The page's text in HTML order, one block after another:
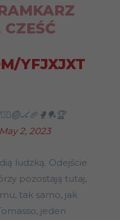
CZEŚĆ
YFJXJXT
May 2, 2023
ludzką. Odejście
pozostają tutaj,
tak samo, jak
jeden